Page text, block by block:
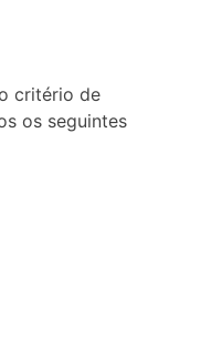
critério de
os seguintes